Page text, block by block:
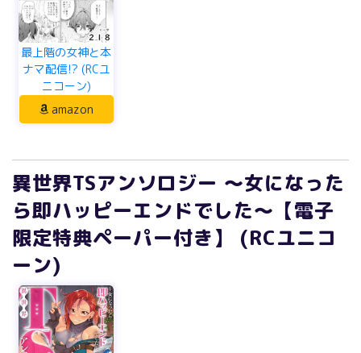
最上階の女神と本
ナマ配信!? (RCユ
ニコーン)
amazon
異世界TSアンソロジー ～女になった
ら即ハッピーエンドでした～【電子
限定特典ペーパー付き】 (RCユニコ
ーン)